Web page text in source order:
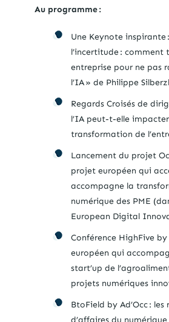
Au programme :
Une Keynote inspirante
l’incertitude : comment
entreprise pour ne pas
l’IA » de Philippe
Regards Croisés de
l’IA peut-t-elle
transformation de
Lancement du projet
projet européen qui
accompagne la
numérique des PME
European Digital
Conférence HighFive
européen qui
start’up de
projets numériques
BtoField by Ad’Occ : les
d’affaires du